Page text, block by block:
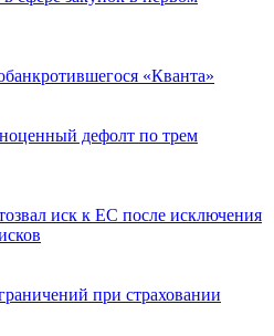
«Кванта»
дефолт по трем
иск к ЕС после исключения
при страховании